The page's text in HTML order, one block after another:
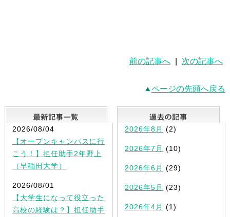
前の記事へ 次の記事へ
ページの先頭へ戻る
最新記事一覧
2026/08/04
【オープンキャンパスに行
こう！】担任助手2年野上
（早稲田大学）
2026/08/01
【大学生になって役立った
高校の経験は？】担任助手
2026年8月 (2)
2026年7月 (10)
2026年6月 (29)
2026年5月 (23)
2026年4月 (1)